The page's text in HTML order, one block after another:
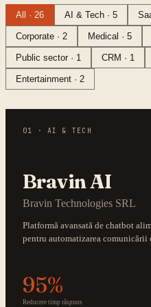
All · 26 AI & Tech · 5
Corporate · 2 Medical · 5
Public sector · 1 CRM · 1
Entertainment · 2
01 ·AI & TECH
Bravin AI
Bravin Technologies SRL
Platformă avansată de chatbot
pentru automatizarea
95%
Reducere timp răspuns